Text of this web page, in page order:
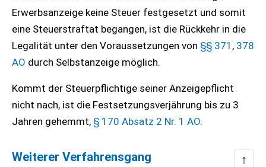
Erwerbsanzeige keine Steuer festgesetzt und somit
eine Steuerstraftat begangen, ist die Rückkehr in die
Legalität unter den Voraussetzungen von §§ 371 , 378
AO durch Selbstanzeige möglich.
Kommt der Steuerpflichtige seiner Anzeigepflicht
nicht nach, ist die Festsetzungsverjährung bis zu 3
Jahren gehemmt, § 170 Absatz 2 Nr. 1 AO.
Weiterer Verfahrensgang ↑